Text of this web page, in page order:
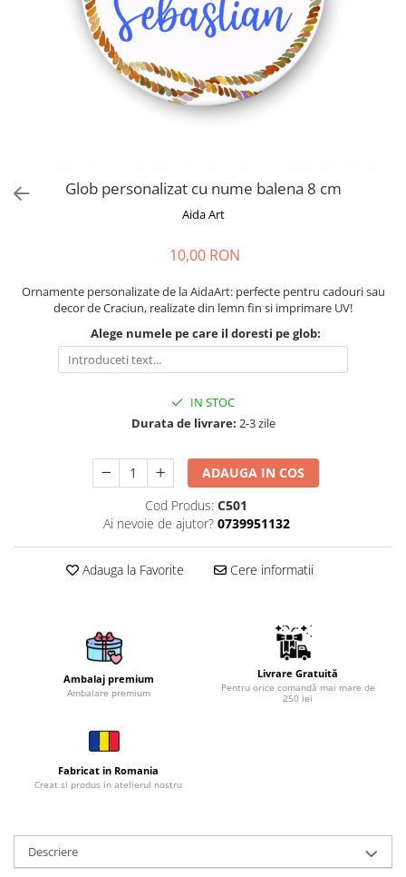
Decoratiuni Paste
Insigne / Brose
Agende Personalizate
Felicitari personalizate
Semne de Carte
Stickere
Brelocuri din Inox
Brelocuri de Lemn
Accesorii de Bucatarie
Suporturi de Pahare
Manusi Personalizate
Ustensile de bucatarie
Termosuri Personalizate
Desfacatoare si Tirbusoane
Personalizate
Vinuri Personalizate
Cadouri absolvire
Glob personalizat cu nume balena 8 cm
Aida Art
10,00 RON
Ornamente personalizate de la AidaArt: perfecte pentru cadouri sau
decor de Craciun, realizate din lemn fin si imprimare UV!
Alege numele pe care il doresti pe glob:
IN STOC
Durata de livrare: 2-3 zile
ADAUGA IN COS
Cod Produs: C501
Ai nevoie de ajutor? 0739951132
Adauga la Favorite Cere informatii
Ambalaj premium
Ambalare premium
Livrare Gratuită
Pentru orice comandă mai mare de
250 lei
Fabricat in Romania
Creat si produs in atelierul nostru
Descriere